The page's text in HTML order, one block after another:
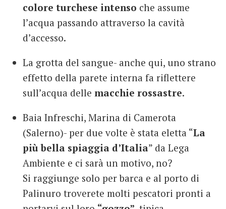
colore turchese intenso che assume
l’acqua passando attraverso la cavità
d’accesso.
La grotta del sangue- anche qui, uno strano
effetto della parete interna fa riflettere
sull’acqua delle macchie rossastre.
Baia Infreschi, Marina di Camerota
(Salerno)- per due volte è stata eletta “La
più bella spiaggia d’Italia” da Lega
Ambiente e ci sarà un motivo, no?
Si raggiunge solo per barca e al porto di
Palinuro troverete molti pescatori pronti a